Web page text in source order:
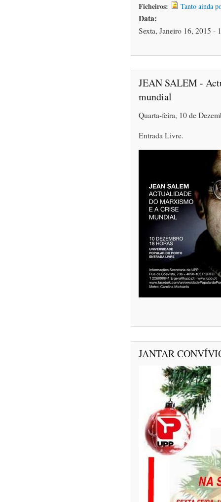
Ficheiros: Tanto ainda
Data:
Sexta, Janeiro 16, 2015 -
JEAN SALEM -
mundial
Quarta-feira, 10 de
Entrada Livre.
JANTAR